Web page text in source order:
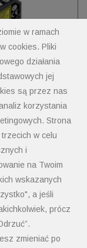
w ramach
cookies. Pliki
działania
jej
są przez nas
korzystania
Strona
w celu
i
na Twoim
wskazanych
a jeśli
prócz
zmieniać po